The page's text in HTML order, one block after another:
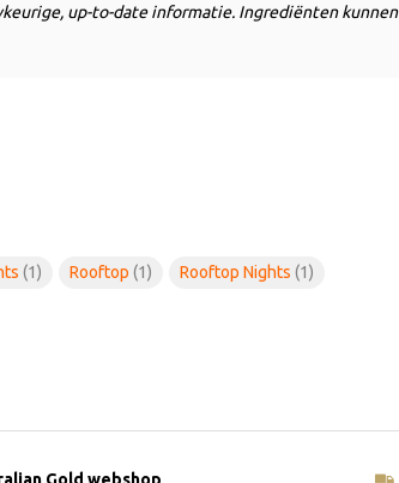
up-to-date informatie. Ingrediënten kunnen
(1) Rooftop (1) Rooftop Nights (1)
Gold webshop